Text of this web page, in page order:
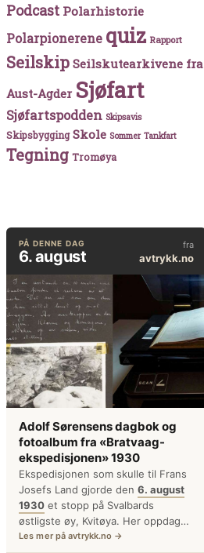
Podcast Polarhistorie
Polarpionerene quiz Rapport
Seilskip Seilskutearkivene fra
Aust-Agder Sjøfart
Sjøfartspodden Skipsavis
Skipsbygging Skole Sommer Tankfart
Tegning Tromøya